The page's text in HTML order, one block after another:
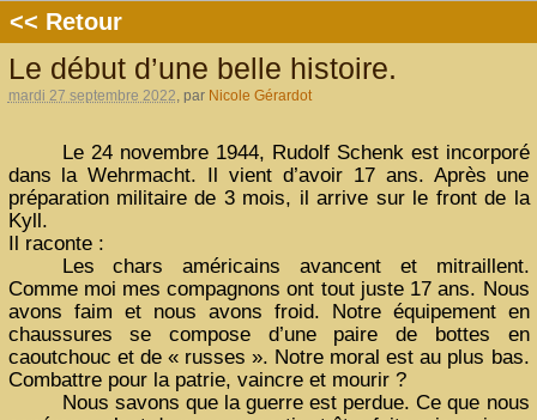
<< Retour
Le début d’une belle histoire.
mardi 27 septembre 2022 , par Nicole Gérardot
Le 24 novembre 1944, Rudolf Schenk est incorporé
dans la Wehrmacht. Il vient d’avoir 17 ans. Après une
préparation militaire de 3 mois, il arrive sur le front de la
Kyll.
Il raconte :
Les chars américains avancent et mitraillent.
Comme moi mes compagnons ont tout juste 17 ans. Nous
avons faim et nous avons froid. Notre équipement en
chaussures se compose d’une paire de bottes en
caoutchouc et de « russes ». Notre moral est au plus bas.
Combattre pour la patrie, vaincre et mourir ?
Nous savons que la guerre est perdue. Ce que nous